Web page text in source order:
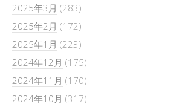
2025年3月 (283)
2025年2月 (172)
2025年1月 (223)
2024年12月 (175)
2024年11月 (170)
2024年10月 (317)